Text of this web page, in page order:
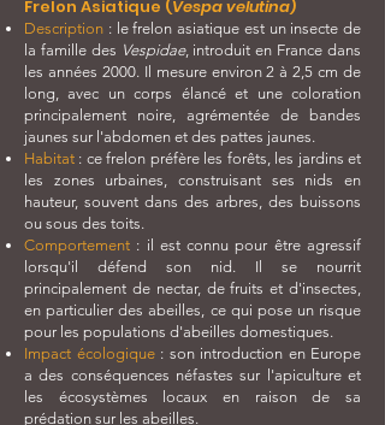
Frelon Asiatique (Vespa velutina)
Description : le frelon asiatique est un insecte de
la famille des Vespidae, introduit en France dans
les années 2000. Il mesure environ 2 à 2,5 cm de
long, avec un corps élancé et une coloration
principalement noire, agrémentée de bandes
jaunes sur l'abdomen et des pattes jaunes.
Habitat : ce frelon préfère les forêts, les jardins et
les zones urbaines, construisant ses nids en
hauteur, souvent dans des arbres, des buissons
ou sous des toits.
Comportement : il est connu pour être agressif
lorsqu'il défend son nid. Il se nourrit
principalement de nectar, de fruits et d'insectes,
en particulier des abeilles, ce qui pose un risque
pour les populations d'abeilles domestiques.
Impact écologique: son introduction en Europe
a des conséquences néfastes sur l'apiculture et
les écosystèmes locaux en raison de sa
prédation sur les abeilles.